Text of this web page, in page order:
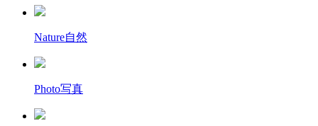
Nature自然
Photo写真